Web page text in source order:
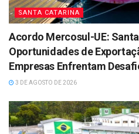
SANTA CATARINA
Acordo Mercosul-UE:
Oportunidades de
Empresas Enfrentam
3 DE AGOSTO DE 2026